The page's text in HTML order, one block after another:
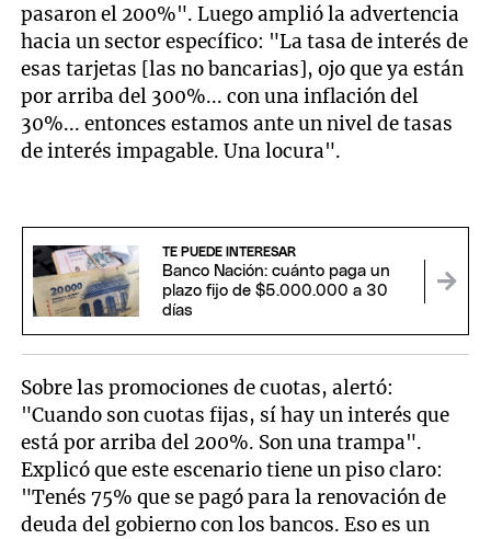
pasaron el 200%". Luego amplió la advertencia
hacia un sector específico: "La tasa de interés de
esas tarjetas [las no bancarias], ojo que ya están
por arriba del 300%... con una inflación del
30%... entonces estamos ante un nivel de tasas
de interés impagable. Una locura".
TE PUEDE INTERESAR
Banco Nación: cuánto paga un
plazo fijo de $5.000.000 a 30
días
Sobre las promociones de cuotas, alertó:
"Cuando son cuotas fijas, sí hay un interés que
está por arriba del 200%. Son una trampa".
Explicó que este escenario tiene un piso claro:
"Tenés 75% que se pagó para la renovación de
deuda del gobierno con los bancos. Eso es un